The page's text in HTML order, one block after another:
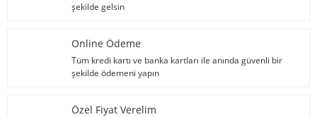
şekilde gelsin
Online Ödeme
Tüm kredi kartı ve banka kartları ile anında güvenli bir
şekilde ödemeni yapın
Özel Fiyat Verelim